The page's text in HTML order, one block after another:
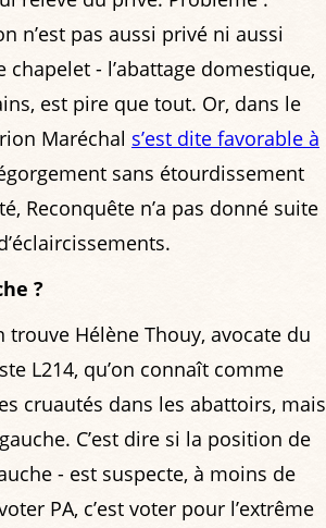
n’est pas aussi privé ni aussi
- l’abattage domestique,
est pire que tout. Or, dans le
Maréchal s’est dite favorable à
sans étourdissement
Reconquête n’a pas donné suite
?
trouve Hélène Thouy, avocate du
L214, qu’on connaît comme
cruautés dans les abattoirs, mais
C’est dire si la position de
- est suspecte, à moins de
PA, c’est voter pour l’extrême